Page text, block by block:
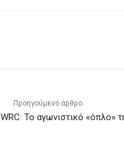
Προηγούμενο άρθρο
WRC: Το αγωνιστικό «όπλο»